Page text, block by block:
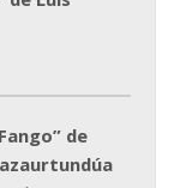
de